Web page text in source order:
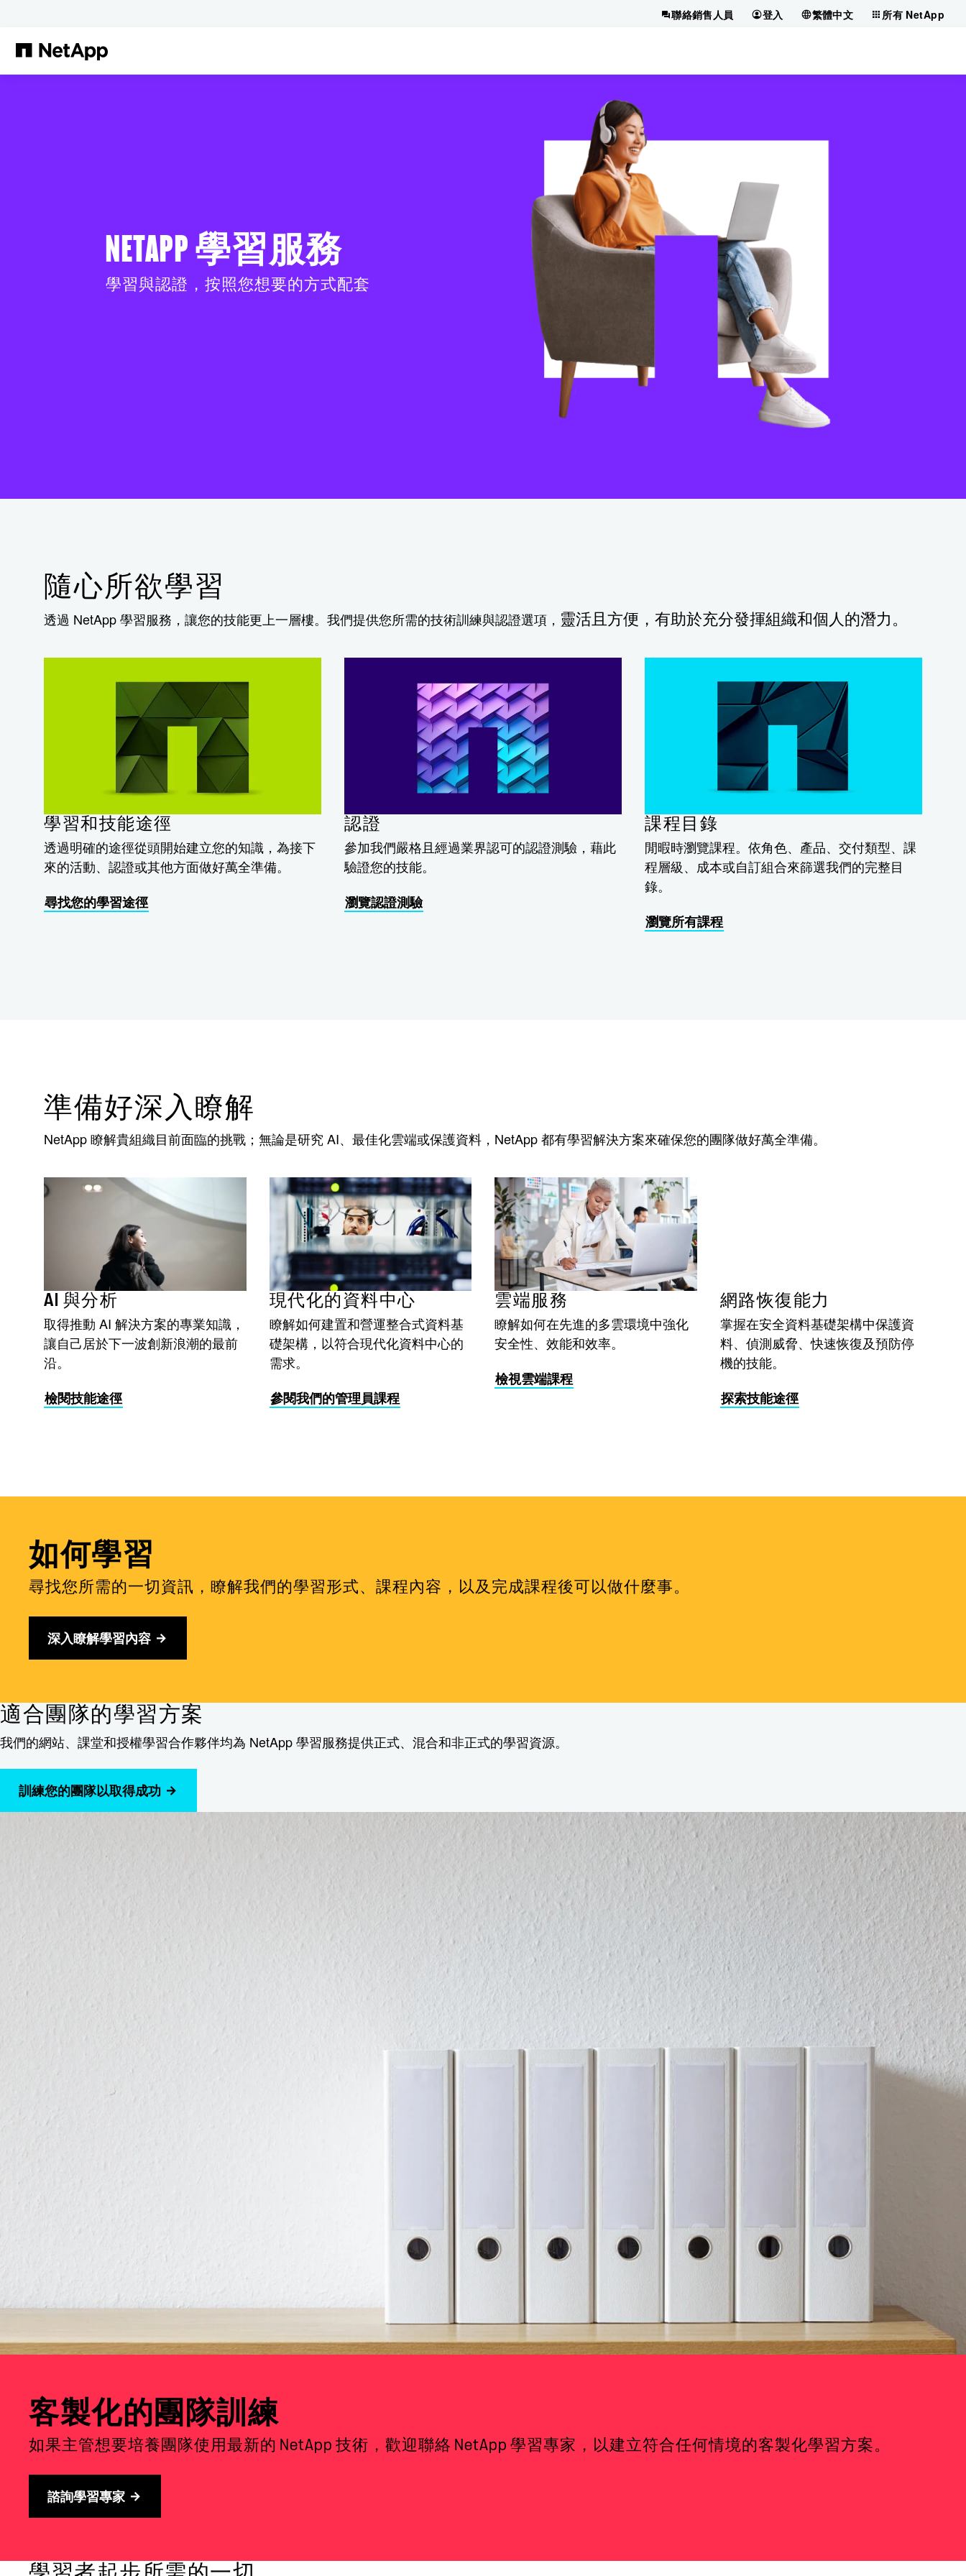
聯絡銷售人員 登入 繁體中文 所有 NetApp
NETAPP 學習服務
學習與認證，按照您想要的方式配套
隨心所欲學習
透過 NetApp 學習服務，讓您的技能更上一層樓。我們提供您所需的技術訓練與認證選項， 靈活且方便，有助於充分發揮組織和個人的潛力。
學習和技能途徑
透過明確的途徑從頭開始建立您的知識，為接下
來的活動、認證或其他方面做好萬全準備。
尋找您的學習途徑
認證
參加我們嚴格且經過業界認可的認證測驗，藉此
驗證您的技能。
瀏覽認證測驗
課程目錄
閒暇時瀏覽課程。依角色、產品、交付類型、課
程層級、成本或自訂組合來篩選我們的完整目
錄。
瀏覽所有課程
準備好深入瞭解
NetApp 瞭解貴組織目前面臨的挑戰；無論是研究 AI、最佳化雲端或保護資料，NetApp 都有學習解決方案來確保您的團隊做好萬全準備。
AI 與分析
取得推動 AI 解決方案的專業知識，
讓自己居於下一波創新浪潮的最前
沿。
檢閱技能途徑
現代化的資料中心
瞭解如何建置和營運整合式資料基
礎架構，以符合現代化資料中心的
需求。
參閱我們的管理員課程
雲端服務
瞭解如何在先進的多雲環境中強化
安全性、效能和效率。
檢視雲端課程
網路恢復能力
掌握在安全資料基礎架構中保護資
料、偵測威脅、快速恢復及預防停
機的技能。
探索技能途徑
如何學習
尋找您所需的一切資訊，瞭解我們的學習形式、課程內容，以及完成課程後可以做什麼事。
深入瞭解學習內容
適合團隊的學習方案
我們的網站、課堂和授權學習合作夥伴均為 NetApp 學習服務提供正式、混合和非正式的學習資源。
訓練您的團隊以取得成功
客製化的團隊訓練
如果主管想要培養團隊使用最新的 NetApp 技術，歡迎聯絡 NetApp 學習專家，以建立符合任何情境的客製化學習方案。
諮詢學習專家